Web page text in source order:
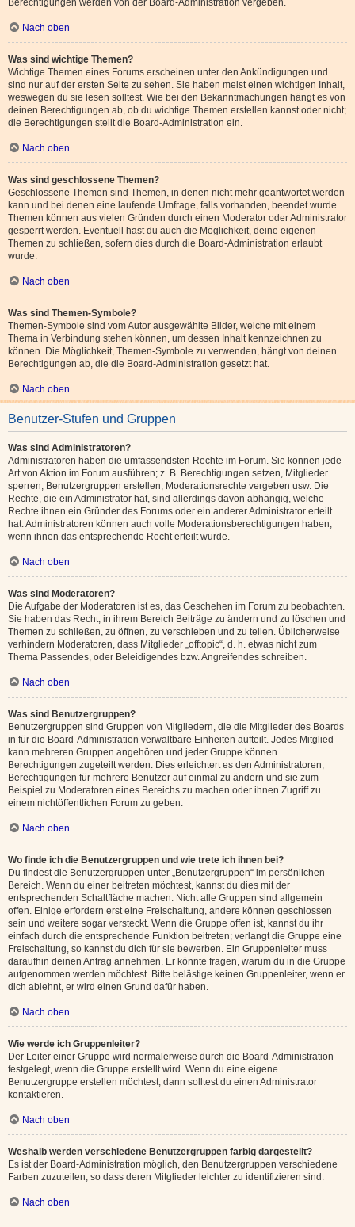
Berechtigungen werden von der Board-Administration vergeben.
Nach oben
Was sind wichtige Themen?
Wichtige Themen eines Forums erscheinen unter den Ankündigungen und
sind nur auf der ersten Seite zu sehen. Sie haben meist einen wichtigen Inhalt,
weswegen du sie lesen solltest. Wie bei den Bekanntmachungen hängt es von
deinen Berechtigungen ab, ob du wichtige Themen erstellen kannst oder nicht;
die Berechtigungen stellt die Board-Administration ein.
Nach oben
Was sind geschlossene Themen?
Geschlossene Themen sind Themen, in denen nicht mehr geantwortet werden
kann und bei denen eine laufende Umfrage, falls vorhanden, beendet wurde.
Themen können aus vielen Gründen durch einen Moderator oder Administrator
gesperrt werden. Eventuell hast du auch die Möglichkeit, deine eigenen
Themen zu schließen, sofern dies durch die Board-Administration erlaubt
wurde.
Nach oben
Was sind Themen-Symbole?
Themen-Symbole sind vom Autor ausgewählte Bilder, welche mit einem
Thema in Verbindung stehen können, um dessen Inhalt kennzeichnen zu
können. Die Möglichkeit, Themen-Symbole zu verwenden, hängt von deinen
Berechtigungen ab, die die Board-Administration gesetzt hat.
Nach oben
Benutzer-Stufen und Gruppen
Was sind Administratoren?
Administratoren haben die umfassendsten Rechte im Forum. Sie können jede
Art von Aktion im Forum ausführen; z. B. Berechtigungen setzen, Mitglieder
sperren, Benutzergruppen erstellen, Moderationsrechte vergeben usw. Die
Rechte, die ein Administrator hat, sind allerdings davon abhängig, welche
Rechte ihnen ein Gründer des Forums oder ein anderer Administrator erteilt
hat. Administratoren können auch volle Moderationsberechtigungen haben,
wenn ihnen das entsprechende Recht erteilt wurde.
Nach oben
Was sind Moderatoren?
Die Aufgabe der Moderatoren ist es, das Geschehen im Forum zu beobachten.
Sie haben das Recht, in ihrem Bereich Beiträge zu ändern und zu löschen und
Themen zu schließen, zu öffnen, zu verschieben und zu teilen. Üblicherweise
verhindern Moderatoren, dass Mitglieder „offtopic“, d. h. etwas nicht zum
Thema Passendes, oder Beleidigendes bzw. Angreifendes schreiben.
Nach oben
Was sind Benutzergruppen?
Benutzergruppen sind Gruppen von Mitgliedern, die die Mitglieder des Boards
in für die Board-Administration verwaltbare Einheiten aufteilt. Jedes Mitglied
kann mehreren Gruppen angehören und jeder Gruppe können
Berechtigungen zugeteilt werden. Dies erleichtert es den Administratoren,
Berechtigungen für mehrere Benutzer auf einmal zu ändern und sie zum
Beispiel zu Moderatoren eines Bereichs zu machen oder ihnen Zugriff zu
einem nichtöffentlichen Forum zu geben.
Nach oben
Wo finde ich die Benutzergruppen und wie trete ich ihnen bei?
Du findest die Benutzergruppen unter „Benutzergruppen“ im persönlichen
Bereich. Wenn du einer beitreten möchtest, kannst du dies mit der
entsprechenden Schaltfläche machen. Nicht alle Gruppen sind allgemein
offen. Einige erfordern erst eine Freischaltung, andere können geschlossen
sein und weitere sogar versteckt. Wenn die Gruppe offen ist, kannst du ihr
einfach durch die entsprechende Funktion beitreten; verlangt die Gruppe eine
Freischaltung, so kannst du dich für sie bewerben. Ein Gruppenleiter muss
daraufhin deinen Antrag annehmen. Er könnte fragen, warum du in die Gruppe
aufgenommen werden möchtest. Bitte belästige keinen Gruppenleiter, wenn er
dich ablehnt, er wird einen Grund dafür haben.
Nach oben
Wie werde ich Gruppenleiter?
Der Leiter einer Gruppe wird normalerweise durch die Board-Administration
festgelegt, wenn die Gruppe erstellt wird. Wenn du eine eigene
Benutzergruppe erstellen möchtest, dann solltest du einen Administrator
kontaktieren.
Nach oben
Weshalb werden verschiedene Benutzergruppen farbig dargestellt?
Es ist der Board-Administration möglich, den Benutzergruppen verschiedene
Farben zuzuteilen, so dass deren Mitglieder leichter zu identifizieren sind.
Nach oben